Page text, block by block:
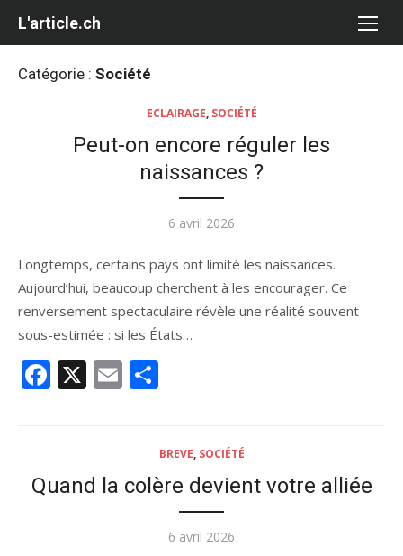
L'article.ch
Catégorie : Société
ECLAIRAGE, SOCIÉTÉ
Peut-on encore réguler les
naissances ?
Publié
6 avril 2026
Longtemps, certains pays ont limité les naissances.
Aujourd’hui, beaucoup cherchent à les encourager. Ce
renversement spectaculaire révèle une réalité souvent
sous-estimée : si les États…
Facebook
X Email
BREVE, SOCIÉTÉ
Quand la colère devient votre alliée
Publié
6 avril 2026